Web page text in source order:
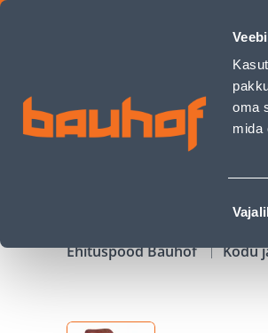
oma
mida
valik
TOOL BROOKE KORALL/MUST - Bauhof
Ehituspood Bauhof Kodu